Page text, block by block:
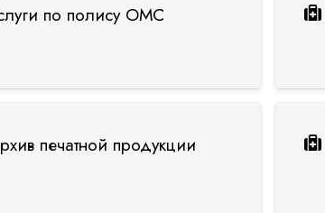
по полису ОМС
печатной продукции